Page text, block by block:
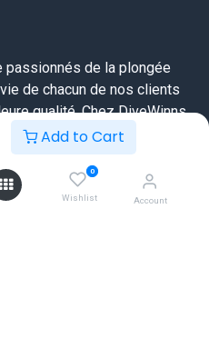
Add to Cart
0
Wishlist Account
passionnés de la plongée
de chacun de nos clients
qualité. Chez DiveWinns
vous pouvez attendre,
vos attentes en vous